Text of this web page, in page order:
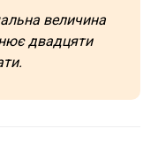
величина
двадцяти